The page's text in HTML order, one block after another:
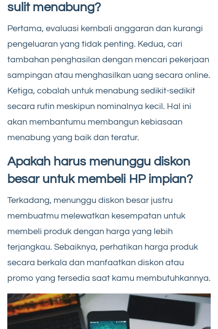
sulit menabung?
Pertama, evaluasi kembali anggaran dan kurangi
pengeluaran yang tidak penting. Kedua, cari
tambahan penghasilan dengan mencari pekerjaan
sampingan atau menghasilkan uang secara online.
Ketiga, cobalah untuk menabung sedikit-sedikit
secara rutin meskipun nominalnya kecil. Hal ini
akan membantumu membangun kebiasaan
menabung yang baik dan teratur.
Apakah harus menunggu diskon
besar untuk membeli HP impian?
Terkadang, menunggu diskon besar justru
membuatmu melewatkan kesempatan untuk
membeli produk dengan harga yang lebih
terjangkau. Sebaiknya, perhatikan harga produk
secara berkala dan manfaatkan diskon atau
promo yang tersedia saat kamu membutuhkannya.